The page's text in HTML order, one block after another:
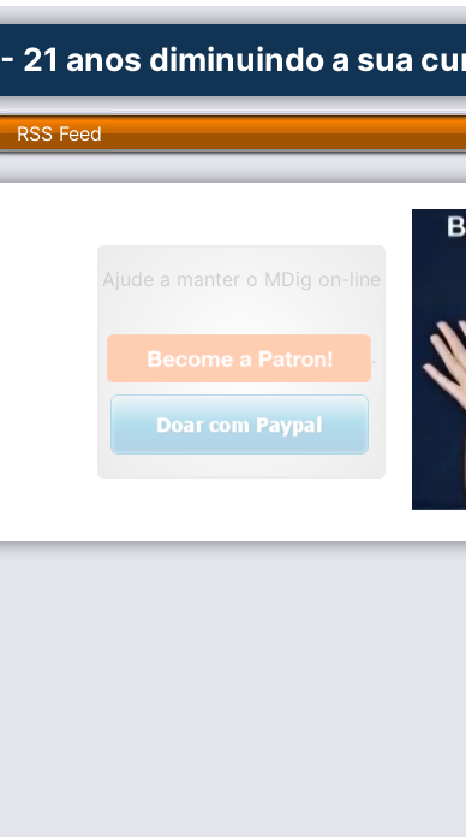
- 21 anos diminuindo a sua
RSS Feed
Ajude a manter o MDig on-line
.